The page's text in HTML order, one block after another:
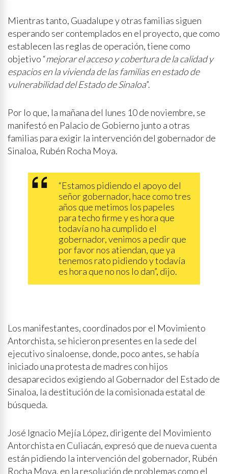
Mientras tanto, Guadalupe y otras familias siguen
esperando ser contemplados en el proyecto, que como
establecen las reglas de operación, tiene como
objetivo “mejorar el acceso y cobertura de la calidad y
espacios en la vivienda de las familias en estado de
vulnerabilidad del Estado de Sinaloa”.
Por lo que, la mañana del lunes 10 de noviembre, se
manifestó en Palacio de Gobierno junto a otras
familias para exigir la intervención del gobernador de
Sinaloa, Rubén Rocha Moya.
“Estamos pidiendo el apoyo del
señor gobernador, hace como tres
años que metimos los papeles
para techo firme y es hora que
todavía no ha cumplido el
gobernador, venimos a pedir que
por favor nos atiendan, que ya
tenemos rato pidiendo y todavía
es hora que no nos lo dan”, dijo.
Los manifestantes, coordinados por el Movimiento
Antorchista, se hicieron presentes en la sede del
ejecutivo sinaloense, donde, poco antes, se había
iniciado una protesta de madres con hijos
desaparecidos exigiendo al Gobernador del Estado de
Sinaloa, la destitución de la comisionada estatal de
búsqueda.
José Ignacio Mejía López, dirigente del Movimiento
Antorchista en Culiacán, expresó que de nueva cuenta
están pidiendo la intervención del gobernador, Rubén
Rocha Moya, en la resolución de problemas como el